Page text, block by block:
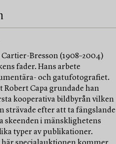
Bresson (1908–2004)
fader. Hans arbete
och gatufotografiet.
Capa grundade han
kooperativa bildbyrån vilken
strävade efter att ta fängslande
skeenden i mänsklighetens
typer av publikationer.